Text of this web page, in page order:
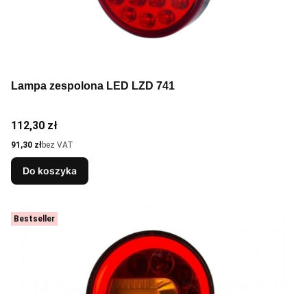
Lampa zespolona LED LZD 741
Cena
112,30 zł
Cena
91,30 złbez VAT
Do koszyka
Bestseller